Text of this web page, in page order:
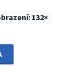
132×